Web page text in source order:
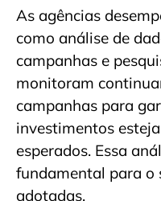
As agências
como análise de
campanhas e
monitoram
campanhas para
investimentos
esperados. Essa
fundamental para o
adotadas.